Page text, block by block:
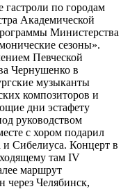
гастроли по городам
Академической
Министерства
сезоны».
Певческой
Чернушенко в
музыканты
композиторов и
дни эстафету
руководством
с хором подарил
Сибелиуса. Концерт в
там IV
маршрут
через Челябинск,